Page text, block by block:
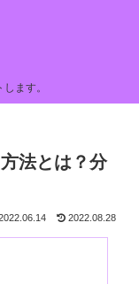
ます。
法とは？分
2022.08.28